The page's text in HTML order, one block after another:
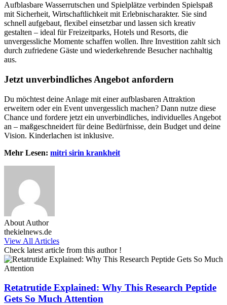
Aufblasbare Wasserrutschen und Spielplätze verbinden Spielspaß
mit Sicherheit, Wirtschaftlichkeit mit Erlebnischarakter. Sie sind
schnell aufgebaut, flexibel einsetzbar und lassen sich kreativ
gestalten – ideal für Freizeitparks, Hotels und Resorts, die
unvergessliche Momente schaffen wollen. Ihre Investition zahlt sich
durch zufriedene Gäste und wiederkehrende Besucher nachhaltig
aus.
Jetzt unverbindliches Angebot anfordern
Du möchtest deine Anlage mit einer aufblasbaren Attraktion
erweitern oder ein Event unvergesslich machen? Dann nutze diese
Chance und fordere jetzt ein unverbindliches, individuelles Angebot
an – maßgeschneidert für deine Bedürfnisse, dein Budget und deine
Vision. Kinderlachen ist inklusive.
Mehr Lesen: mitri sirin krankheit
About Author
thekielnews.de
View All Articles
Check latest article from this author !
Retatrutide Explained: Why This Research Peptide
Gets So Much Attention